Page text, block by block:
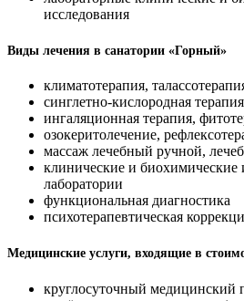
исследования
Виды лечения в санатории «Горный»
климатотерапия,
синглетно-кислородная
ингаляционная терапия,
озокеритолечение,
массаж лечебный ручной,
клинические и биохимические
лаборатории
функциональная диагностика
психотерапевтическая
Медицинские услуги, входящие в
круглосуточный медицинский